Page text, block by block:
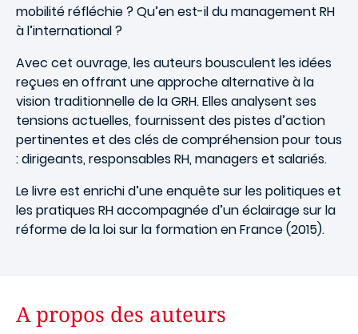
mobilité réfléchie ? Qu’en est-il du management RH
à l’international ?
Avec cet ouvrage, les auteurs bousculent les idées
reçues en offrant une approche alternative à la
vision traditionnelle de la GRH. Elles analysent ses
tensions actuelles, fournissent des pistes d’action
pertinentes et des clés de compréhension pour tous
: dirigeants, responsables RH, managers et salariés.
Le livre est enrichi d’une enquête sur les politiques et
les pratiques RH accompagnée d’un éclairage sur la
réforme de la loi sur la formation en France (2015).
A propos des auteurs